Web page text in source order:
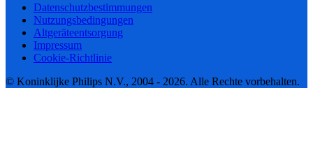
Datenschutzbestimmungen
Nutzungsbedingungen
Altgeräteentsorgung
Impressum
Cookie-Richtlinie
© Koninklijke Philips N.V., 2004 - 2026. Alle Rechte vorbehalten.